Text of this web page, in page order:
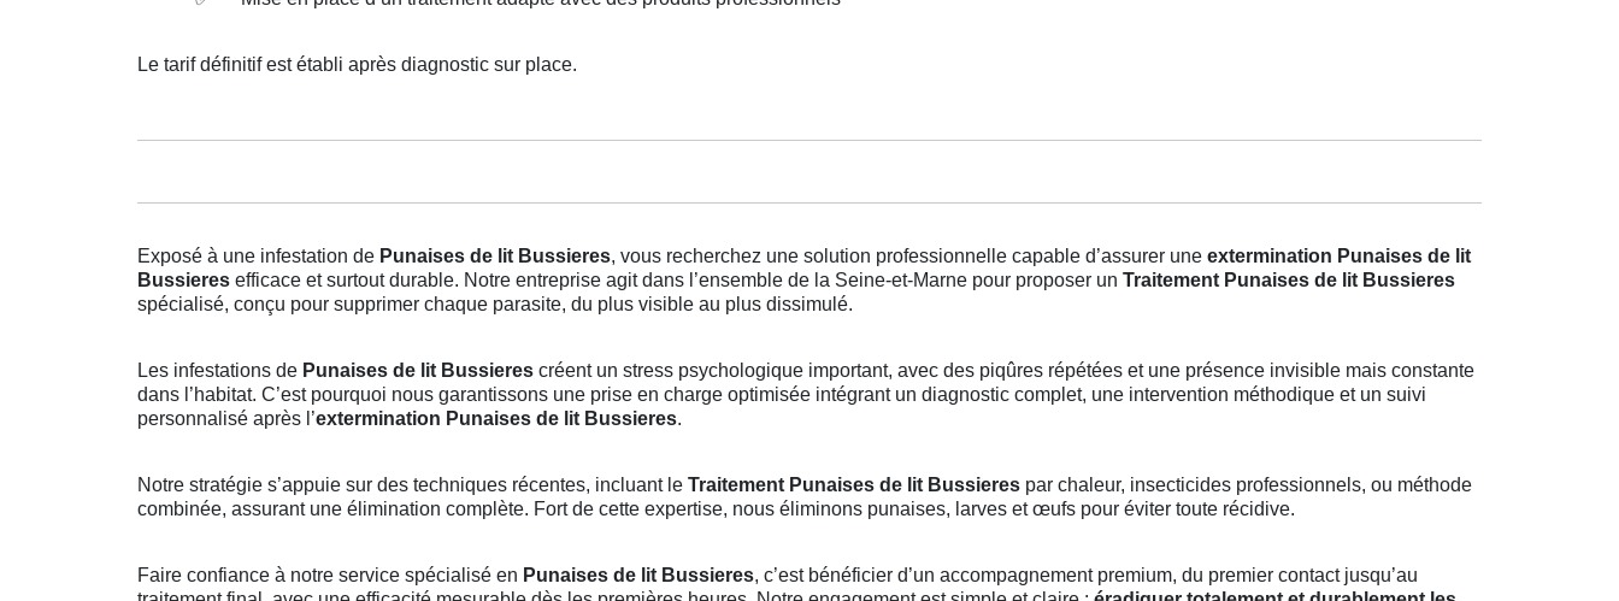
Le tarif définitif est établi après diagnostic sur place.
Exposé à une infestation de Punaises de lit Bussieres, vous recherchez une solution professionnelle capable d’assurer une extermination Punaises de lit
Bussieres efficace et surtout durable. Notre entreprise agit dans l’ensemble de la Seine-et-Marne pour proposer un Traitement Punaises de lit Bussieres
spécialisé, conçu pour supprimer chaque parasite, du plus visible au plus dissimulé.
Les infestations de Punaises de lit Bussieres créent un stress psychologique important, avec des piqûres répétées et une présence invisible mais constante
dans l’habitat. C’est pourquoi nous garantissons une prise en charge optimisée intégrant un diagnostic complet, une intervention méthodique et un suivi
personnalisé après l’extermination Punaises de lit Bussieres.
Notre stratégie s’appuie sur des techniques récentes, incluant le Traitement Punaises de lit Bussieres par chaleur, insecticides professionnels, ou méthode
combinée, assurant une élimination complète. Fort de cette expertise, nous éliminons punaises, larves et œufs pour éviter toute récidive.
Faire confiance à notre service spécialisé en Punaises de lit Bussieres, c’est bénéficier d’un accompagnement premium, du premier contact jusqu’au